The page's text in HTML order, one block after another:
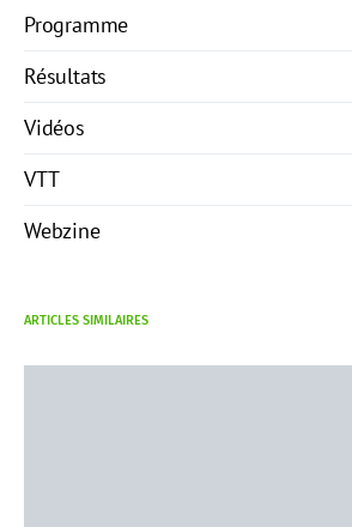
Programme
Résultats
Vidéos
VTT
Webzine
ARTICLES SIMILAIRES